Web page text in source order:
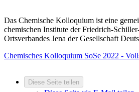
Das Chemische Kolloquium ist eine
chemischen Institute der Friedrich-
Ortsverbandes Jena der Gesellschaft
Chemisches Kolloquium SoSe 2022 -
Diese Seite teilen